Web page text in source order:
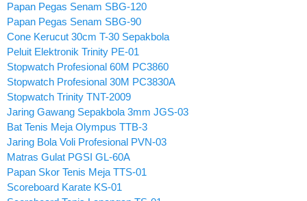
Papan Pegas Senam SBG-120
Papan Pegas Senam SBG-90
Cone Kerucut 30cm T-30 Sepakbola
Peluit Elektronik Trinity PE-01
Stopwatch Profesional 60M PC3860
Stopwatch Profesional 30M PC3830A
Stopwatch Trinity TNT-2009
Jaring Gawang Sepakbola 3mm JGS-03
Bat Tenis Meja Olympus TTB-3
Jaring Bola Voli Profesional PVN-03
Matras Gulat PGSI GL-60A
Papan Skor Tenis Meja TTS-01
Scoreboard Karate KS-01